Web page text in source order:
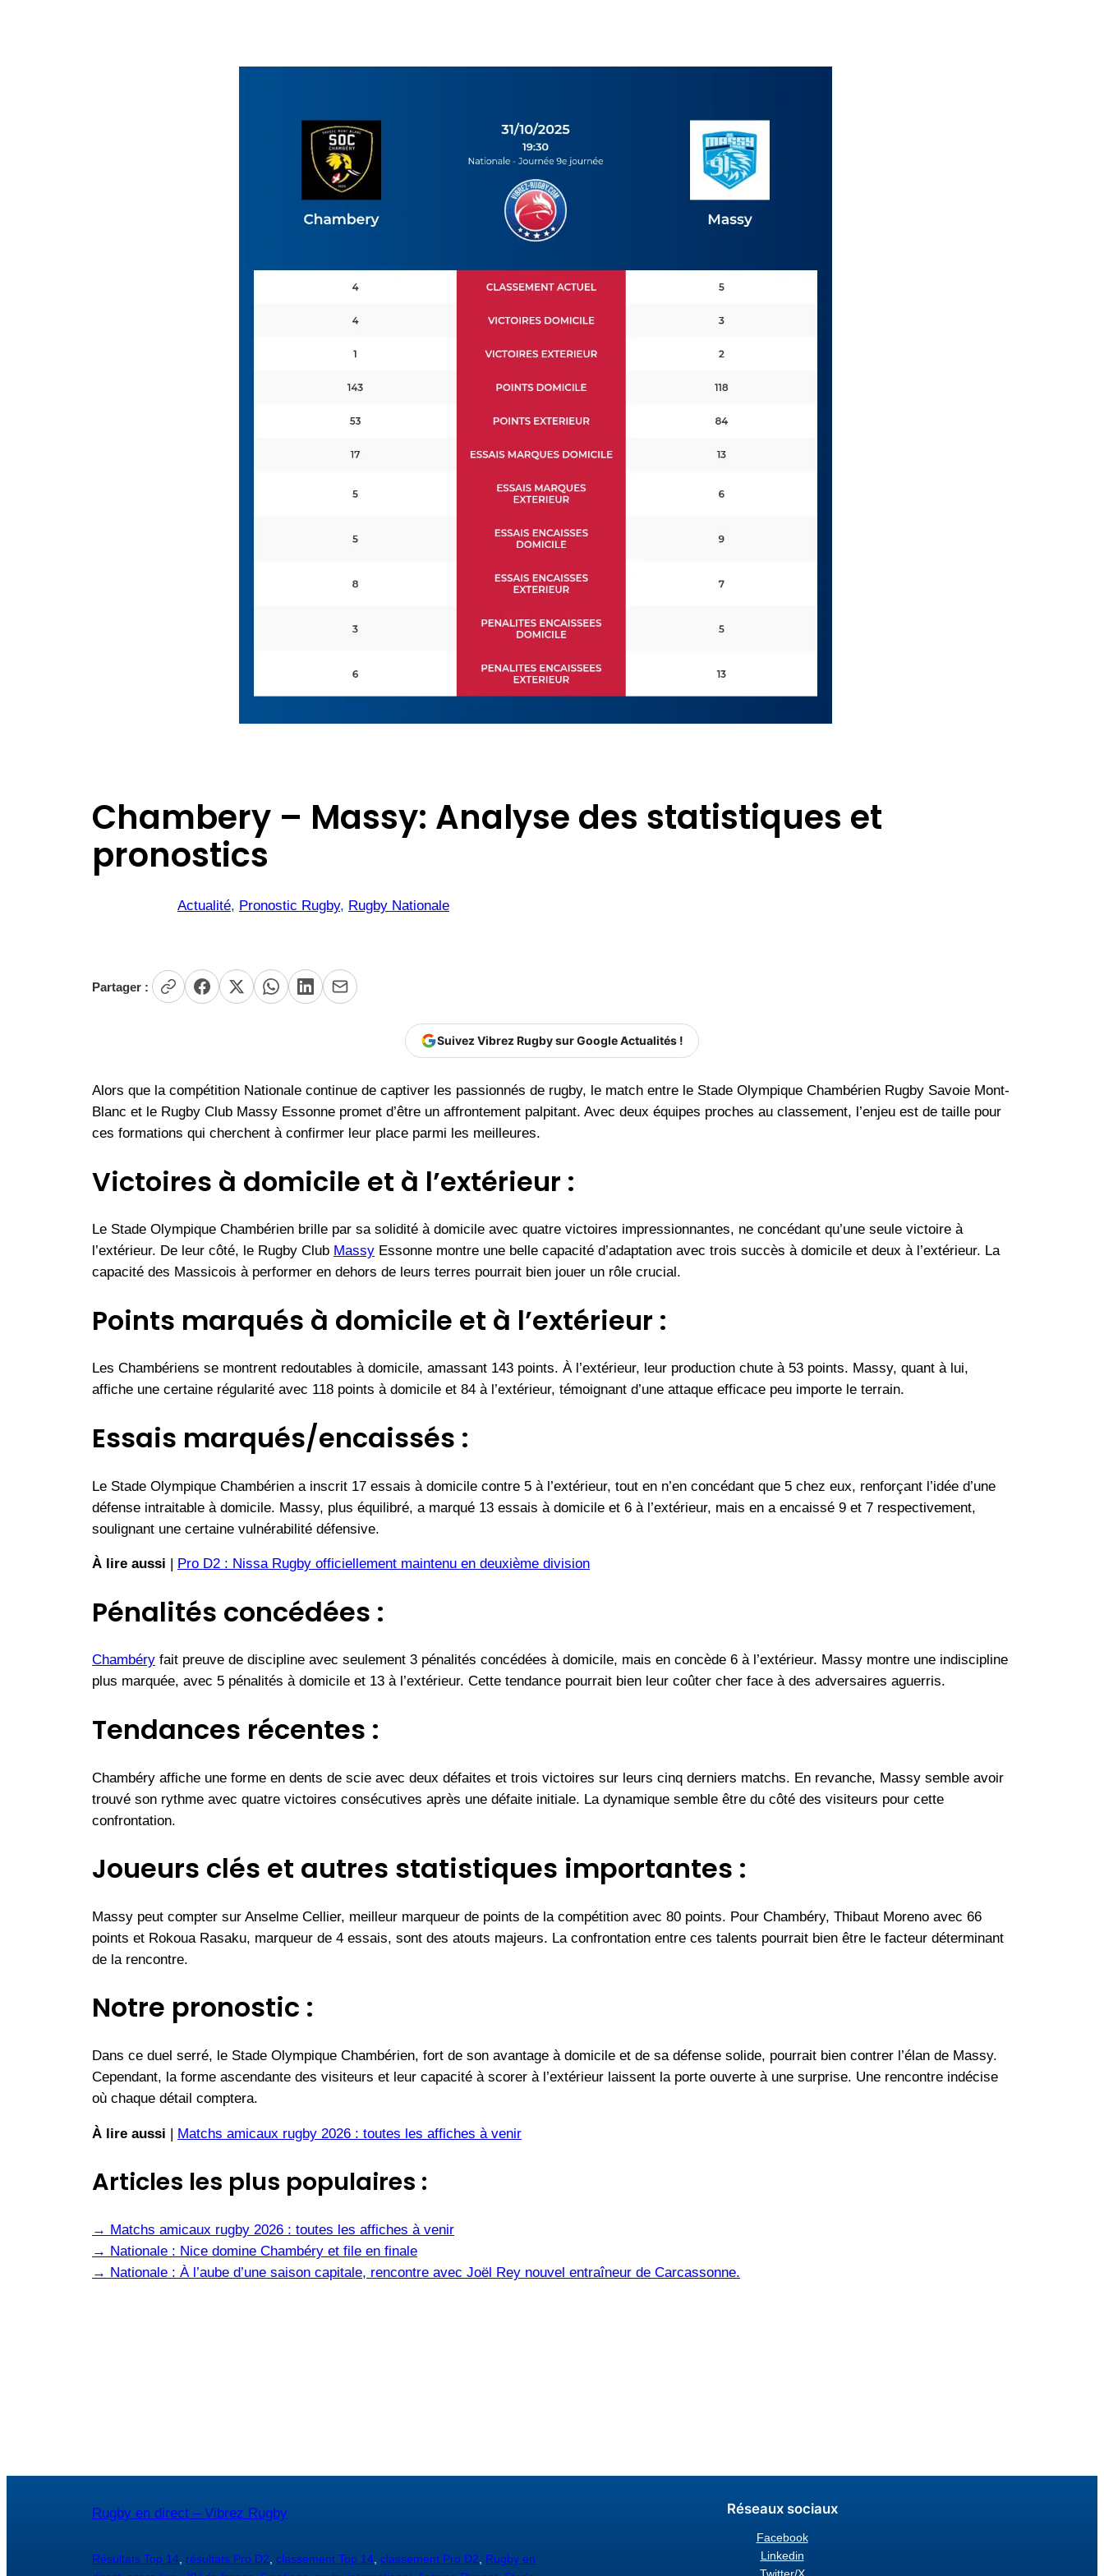
Chambery – Massy: Analyse des statistiques et
pronostics
Actualité, Pronostic Rugby, Rugby Nationale
Partager :
Suivez Vibrez Rugby sur Google Actualités !
Alors que la compétition Nationale continue de captiver les passionnés de rugby, le match entre le Stade Olympique Chambérien Rugby Savoie Mont-
Blanc et le Rugby Club Massy Essonne promet d’être un affrontement palpitant. Avec deux équipes proches au classement, l’enjeu est de taille pour
ces formations qui cherchent à confirmer leur place parmi les meilleures.
Victoires à domicile et à l’extérieur :
Le Stade Olympique Chambérien brille par sa solidité à domicile avec quatre victoires impressionnantes, ne concédant qu’une seule victoire à
l’extérieur. De leur côté, le Rugby Club Massy Essonne montre une belle capacité d’adaptation avec trois succès à domicile et deux à l’extérieur. La
capacité des Massicois à performer en dehors de leurs terres pourrait bien jouer un rôle crucial.
Points marqués à domicile et à l’extérieur :
Les Chambériens se montrent redoutables à domicile, amassant 143 points. À l’extérieur, leur production chute à 53 points. Massy, quant à lui,
affiche une certaine régularité avec 118 points à domicile et 84 à l’extérieur, témoignant d’une attaque efficace peu importe le terrain.
Essais marqués/encaissés :
Le Stade Olympique Chambérien a inscrit 17 essais à domicile contre 5 à l’extérieur, tout en n’en concédant que 5 chez eux, renforçant l’idée d’une
défense intraitable à domicile. Massy, plus équilibré, a marqué 13 essais à domicile et 6 à l’extérieur, mais en a encaissé 9 et 7 respectivement,
soulignant une certaine vulnérabilité défensive.
À lire aussi Pro D2 : Nissa Rugby officiellement maintenu en deuxième division
Pénalités concédées :
Chambéry fait preuve de discipline avec seulement 3 pénalités concédées à domicile, mais en concède 6 à l’extérieur. Massy montre une indiscipline
plus marquée, avec 5 pénalités à domicile et 13 à l’extérieur. Cette tendance pourrait bien leur coûter cher face à des adversaires aguerris.
Tendances récentes :
Chambéry affiche une forme en dents de scie avec deux défaites et trois victoires sur leurs cinq derniers matchs. En revanche, Massy semble avoir
trouvé son rythme avec quatre victoires consécutives après une défaite initiale. La dynamique semble être du côté des visiteurs pour cette
confrontation.
Joueurs clés et autres statistiques importantes :
Massy peut compter sur Anselme Cellier, meilleur marqueur de points de la compétition avec 80 points. Pour Chambéry, Thibaut Moreno avec 66
points et Rokoua Rasaku, marqueur de 4 essais, sont des atouts majeurs. La confrontation entre ces talents pourrait bien être le facteur déterminant
de la rencontre.
Notre pronostic :
Dans ce duel serré, le Stade Olympique Chambérien, fort de son avantage à domicile et de sa défense solide, pourrait bien contrer l’élan de Massy.
Cependant, la forme ascendante des visiteurs et leur capacité à scorer à l’extérieur laissent la porte ouverte à une surprise. Une rencontre indécise
où chaque détail comptera.
À lire aussi | Matchs amicaux rugby 2026 : toutes les affiches à venir
Articles les plus populaires :
→ Matchs amicaux rugby 2026 : toutes les affiches à venir
→ Nationale : Nice domine Chambéry et file en finale
→ Nationale : À l’aube d’une saison capitale, rencontre avec Joël Rey nouvel entraîneur de Carcassonne.
Rugby en direct – Vibrez Rugby
Résultats Top 14 résultats Pro D2 classement Top 14 classement Pro D2
Rugby en
Réseaux sociaux
Facebook
Linkedin